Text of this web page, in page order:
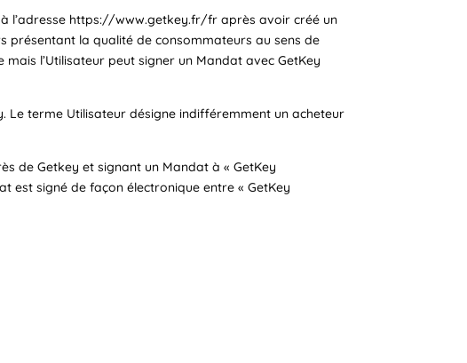
l’adresse https://www.getkey.fr/fr après avoir créé un
présentant la qualité de consommateurs au sens de
mais l’Utilisateur peut signer un Mandat avec GetKey
Le terme Utilisateur désigne indifféremment un acheteur
de Getkey et signant un Mandat à « GetKey
est signé de façon électronique entre « GetKey